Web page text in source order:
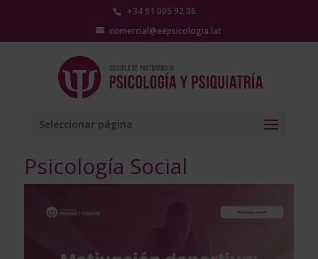
+34 91 005 92 36
comercial@eepsicologia.lat
Seleccionar página
Psicología Social